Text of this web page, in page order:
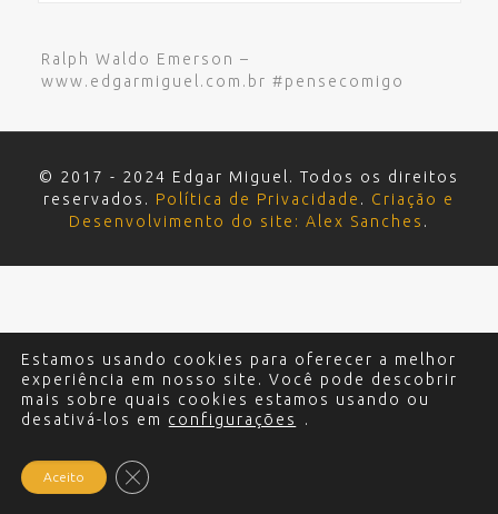
Ralph Waldo Emerson –
www.edgarmiguel.com.br #pensecomigo
© 2017 - 2024 Edgar Miguel. Todos os direitos
reservados. Política de Privacidade . Criação e
Desenvolvimento do site: Alex Sanches .
Estamos usando cookies para oferecer a melhor
experiência em nosso site. Você pode descobrir
mais sobre quais cookies estamos usando ou
desativá-los em configurações .
Aceito Close GDPR Cookie Banner